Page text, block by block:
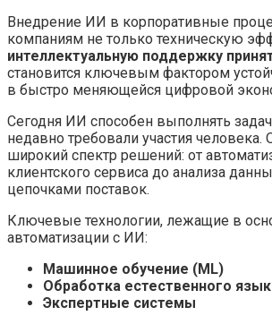
Внедрение ИИ в корпоративные
компаниям не только техническую
интеллектуальную поддержку
становится ключевым фактором
в быстро меняющейся цифровой
Сегодня ИИ способен выполнять
недавно требовали участия человека.
широкий спектр решений: от
клиентского сервиса до анализа
цепочками поставок.
Ключевые технологии, лежащие в
автоматизации с ИИ:
Машинное обучение (ML)
Обработка естественного
Экспертные системы